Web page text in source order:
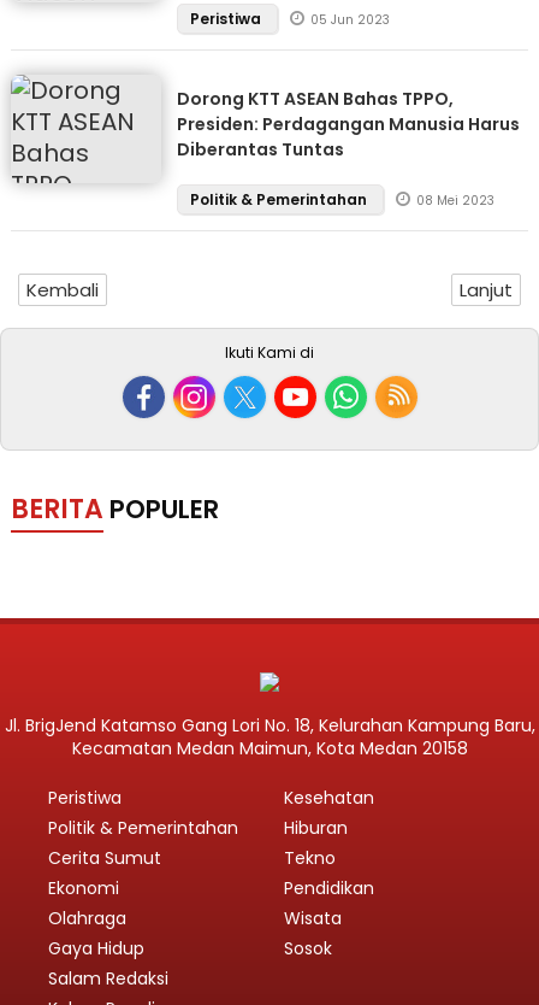
Peristiwa 05 Jun 2023
Dorong KTT ASEAN Bahas TPPO,
Presiden: Perdagangan Manusia Harus
Diberantas Tuntas
Politik & Pemerintahan 08 Mei 2023
Kembali Lanjut
Ikuti Kami di
BERITA POPULER
Jl. BrigJend Katamso Gang Lori No. 18, Kelurahan Kampung Baru,
Kecamatan Medan Maimun, Kota Medan 20158
Peristiwa
Politik & Pemerintahan
Cerita Sumut
Ekonomi
Olahraga
Gaya Hidup
Kesehatan
Hiburan
Tekno
Pendidikan
Wisata
Sosok
Salam Redaksi